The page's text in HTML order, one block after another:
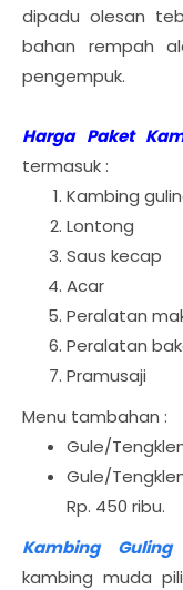
dipadu olesan
bahan rempah
pengempuk.
Harga Paket
termasuk :
Kambing
Lontong
Saus kecap
Acar
Peralatan
Peralatan
Pramusaji
Menu tambahan :
Gule/
Gule/
Rp. 450 ribu.
Kambing
kambing muda